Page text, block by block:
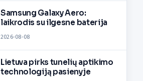
Samsung Galaxy Aero:
laikrodis su ilgesne baterija
2026-08-08
Lietuva pirks tunelių aptikimo
technologiją pasienyje